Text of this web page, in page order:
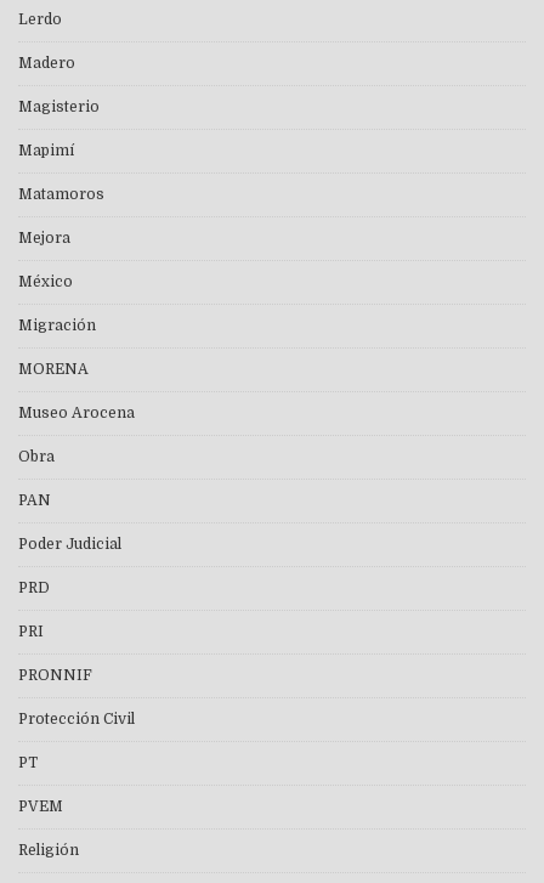
Lerdo
Madero
Magisterio
Mapimí
Matamoros
Mejora
México
Migración
MORENA
Museo Arocena
Obra
PAN
Poder Judicial
PRD
PRI
PRONNIF
Protección Civil
PT
PVEM
Religión